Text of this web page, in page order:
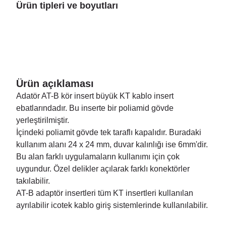
Ürün tipleri ve boyutları
Ürün açıklaması
Adatör AT-B kör insert büyük KT kablo insert
ebatlarındadır. Bu inserte bir poliamid gövde
yerleştirilmiştir.
İçindeki poliamit gövde tek taraflı kapalıdır. Buradaki
kullanım alanı 24 x 24 mm, duvar kalınlığı ise 6mm'dir.
Bu alan farklı uygulamaların kullanımı için çok
uygundur. Özel delikler açılarak farklı konektörler
takılabilir.
AT-B adaptör insertleri tüm KT insertleri kullanılan
ayrılabilir icotek kablo giriş sistemlerinde kullanılabilir.